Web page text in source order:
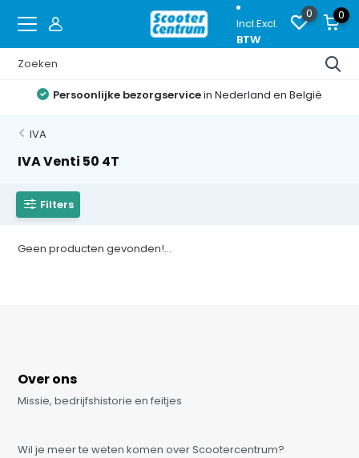
Incl.Excl.
BTW
0 0
Persoonlijke bezorgservicein Nederland en België
IVA
IVA Venti 50 4T
Filters
Geen producten gevonden!...
Over ons
Missie, bedrijfshistorie en feitjes
Wil je meer te weten komen over Scootercentrum?